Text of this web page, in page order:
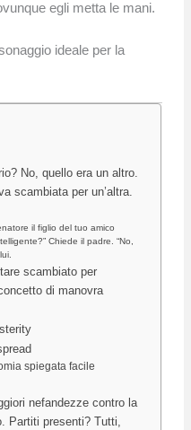
egli metta le mani.
ideale per la
No, quello era un altro.
scambiata per un’altra.
il figlio del tuo amico
Chiede il padre. “No,
scambiato per
di manovra
spiegata facile
nefandezze contro la
Partiti presenti? Tutti,